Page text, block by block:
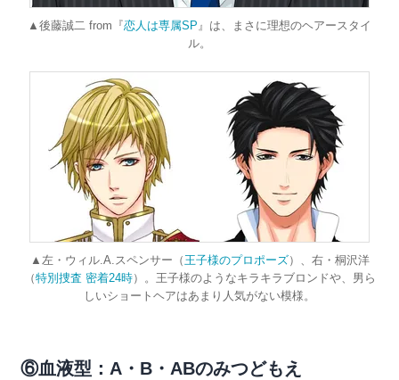
▲後藤誠二 from『恋人は専属SP 』は、まさに理想のヘアースタイ
ル。
▲左・ウィル.A.スペンサー（王子様のプロポーズ）、右・桐沢洋
（特別捜査 密着24時）。王子様のようなキラキラブロンドや、男ら
しいショートヘアはあまり人気がない模様。
⑥血液型：A・B・ABのみつどもえ